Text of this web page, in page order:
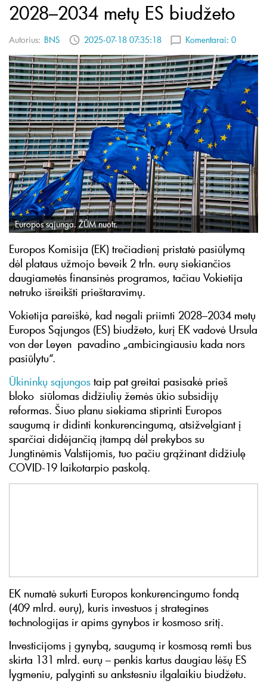
2028–2034 metų ES biudžeto
Autorius: BNS 2025-07-18 07:35:18 Komentarai: 0
Europos sąjunga. ŽŪM nuotr.
Europos Komisija (EK) trečiadienį pristatė pasiūlymą
dėl plataus užmojo beveik 2 trln. eurų siekiančios
daugiametės finansinės programos, tačiau Vokietija
netruko išreikšti prieštaravimų.
Vokietija pareiškė, kad negali priimti 2028–2034 metų
Europos Sąjungos (ES) biudžeto, kurį EK vadovė Ursula
von der Leyen pavadino „ambicingiausiu kada nors
pasiūlytu“.
Ūkininkų sąjungos taip pat greitai pasisakė prieš
bloko siūlomas didžiulių žemės ūkio subsidijų
reformas. Šiuo planu siekiama stiprinti Europos
saugumą ir didinti konkurencingumą, atsižvelgiant į
sparčiai didėjančią įtampą dėl prekybos su
Jungtinėmis Valstijomis, tuo pačiu grąžinant didžiulę
COVID-19 laikotarpio paskolą.
EK numatė sukurti Europos konkurencingumo fondą
(409 mlrd. eurų), kuris investuos į strategines
technologijas ir apims gynybos ir kosmoso sritį.
Investicijoms į gynybą, saugumą ir kosmosą remti bus
skirta 131 mlrd. eurų – penkis kartus daugiau lėšų ES
lygmeniu, palyginti su ankstesniu ilgalaikiu biudžetu.